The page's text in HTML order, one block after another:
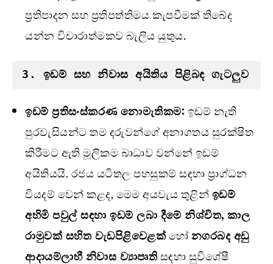
ප්‍රතිපාදන සහ ප්‍රතිපත්තිමය කැපවීමක් තිබේද
යන්න විචාරාත්මකව බැලිය යුතුය.
3. ඉඩම් සහ නිවාස අයිතිය පිළිබඳ ගැටලුව
ඉඩම් ප්‍රතිසංස්කරණ නොමැතිකම: ඉඩම් නැති
පුරවැසියන්ට තම දරුවන්ගේ අනාගතය සුරක්ෂිත
කිරීමට ඇති මූලිකම බාධාව වන්නේ ඉඩම්
අයිතියයි. රජය යටිතල පහසුකම් සඳහා ප්‍රාග්ධන
වියදම් වෙන් කළද, මෙම අයවැය තුළින්ඉඩම්
අහිමි පවුල් සඳහා ඉඩම් ලබා දීමේ නිශ්චිත, කාල
රාමුවක් සහිත වැඩපිළිවෙළක්හෝනගරබද අඩු
ආදායම්ලාභී නිවාස ව්‍යාපෘතිසඳහා සුවිශේෂී